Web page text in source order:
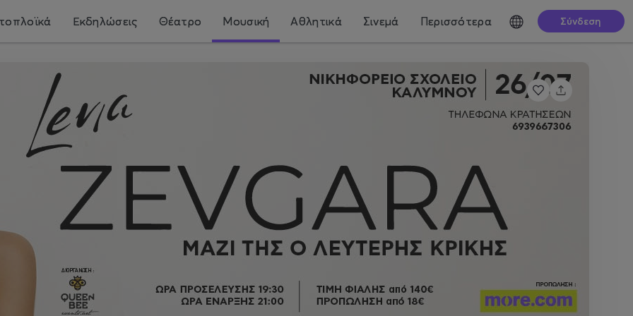
Εκδηλώσεις Θέατρο Μουσική Αθλητικά Σινεμά Περισσότερα Σύνδεση